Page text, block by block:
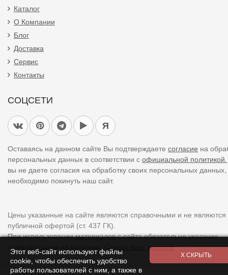
Каталог
О Компании
Блог
Доставка
Сервис
Контакты
СОЦСЕТИ
Я
Оставаясь на данном сайте Вы подтверждаете согласие на
персональных данных в соответствии с официальной политикой.
вы не даете согласия на обработку своих персональных
необходимо покинуть наш сайт.
Цены указанные на сайте являются справочными и не являются
публичной офертой (ст. 437 ГК).
При использованииматериаловс сайта обязательно указание
Список всех товаров
Этот веб-сайт используют файлы
cookie, чтобы обеспечить удобство
работы пользователей с ним, а также в